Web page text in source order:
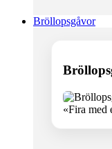
Bröllopsgåvor
«Fira